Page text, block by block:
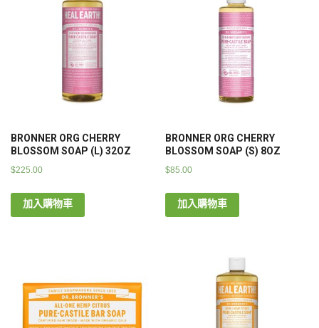
BRONNER ORG CHERRY
BLOSSOM SOAP (L) 32OZ
$225.00
加入購物車
BRONNER ORG CHERRY
BLOSSOM SOAP (S) 8OZ
$85.00
加入購物車